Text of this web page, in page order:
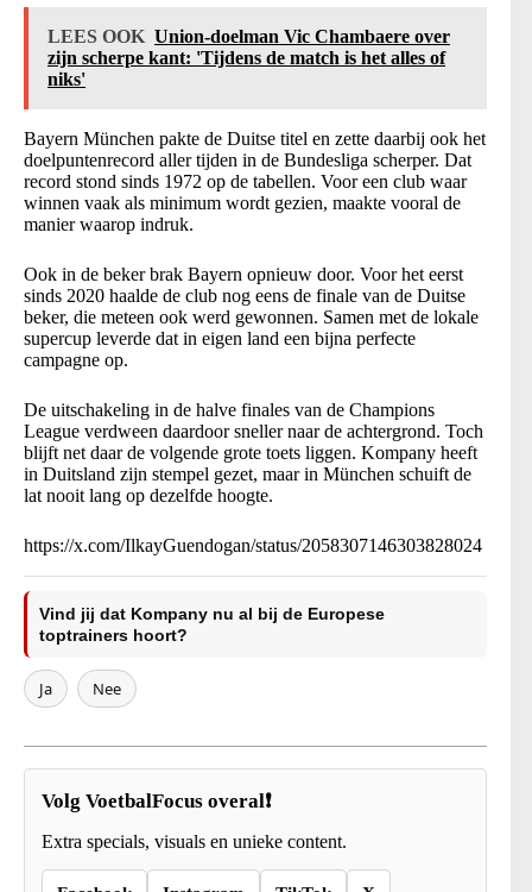
LEES OOK Union-doelman Vic Chambaere over
zijn scherpe kant: 'Tijdens de match is het alles of
niks'
Bayern München pakte de Duitse titel en zette daarbij ook het
doelpuntenrecord aller tijden in de Bundesliga scherper. Dat
record stond sinds 1972 op de tabellen. Voor een club waar
winnen vaak als minimum wordt gezien, maakte vooral de
manier waarop indruk.
Ook in de beker brak Bayern opnieuw door. Voor het eerst
sinds 2020 haalde de club nog eens de finale van de Duitse
beker, die meteen ook werd gewonnen. Samen met de lokale
supercup leverde dat in eigen land een bijna perfecte
campagne op.
De uitschakeling in de halve finales van de Champions
League verdween daardoor sneller naar de achtergrond. Toch
blijft net daar de volgende grote toets liggen. Kompany heeft
in Duitsland zijn stempel gezet, maar in München schuift de
lat nooit lang op dezelfde hoogte.
https://x.com/IlkayGuendogan/status/2058307146303828024
Vind jij dat Kompany nu al bij de Europese
toptrainers hoort?
Ja Nee
Volg VoetbalFocus overal❗
Extra specials, visuals en unieke content.